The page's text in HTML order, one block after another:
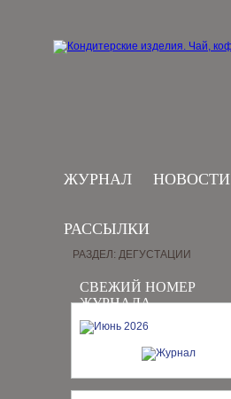
ЖУРНАЛ НОВОСТИ
РАССЫЛКИ
СВЕЖИЙ НОМЕР
ЖУРНАЛА
РАЗДЕЛ: ДЕГУСТАЦИИ